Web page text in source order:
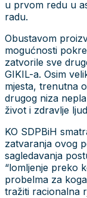
u prvom redu u
radu.
Obustavom
mogućnosti
zatvorile sve
GIKIL-a. Osim
mjesta, trenutna
drugog niza
život i zdravlje
KO SDPBiH
zatvaranja ovog
sagledavanja
“lomljenje preko
probelma za
tražiti racionalna